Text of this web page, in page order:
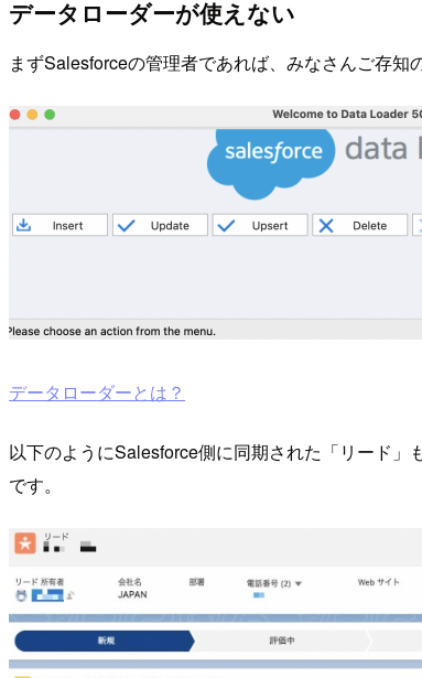
データローダーが使えない
まずSalesforceの管理者であれば、みなさんご存知
データローダーとは？
以下のようにSalesforce側に同期された「リード
です。